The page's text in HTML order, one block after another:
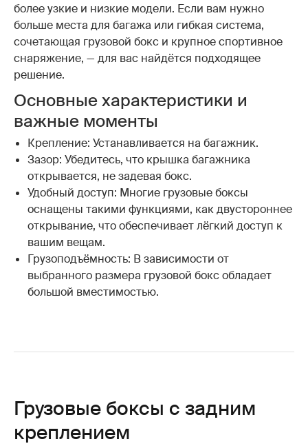
более узкие и низкие модели. Если вам нужно
больше места для багажа или гибкая система,
сочетающая грузовой бокс и крупное спортивное
снаряжение, — для вас найдётся подходящее
решение.
Основные характеристики и
важные моменты
Крепление: Устанавливается на багажник.
Зазор: Убедитесь, что крышка багажника
открывается, не задевая бокс.
Удобный доступ: Многие грузовые боксы
оснащены такими функциями, как двустороннее
открывание, что обеспечивает лёгкий доступ к
вашим вещам.
Грузоподъёмность: В зависимости от
выбранного размера грузовой бокс обладает
большой вместимостью.
Грузовые боксы с задним
креплением